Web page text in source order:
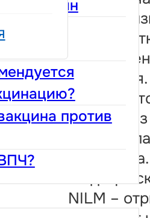
вакцин
против
никаких
шейке
тест
рамках
скрининга.
NILM –